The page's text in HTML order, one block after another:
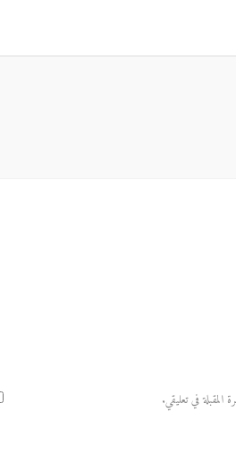
في تعليقي.